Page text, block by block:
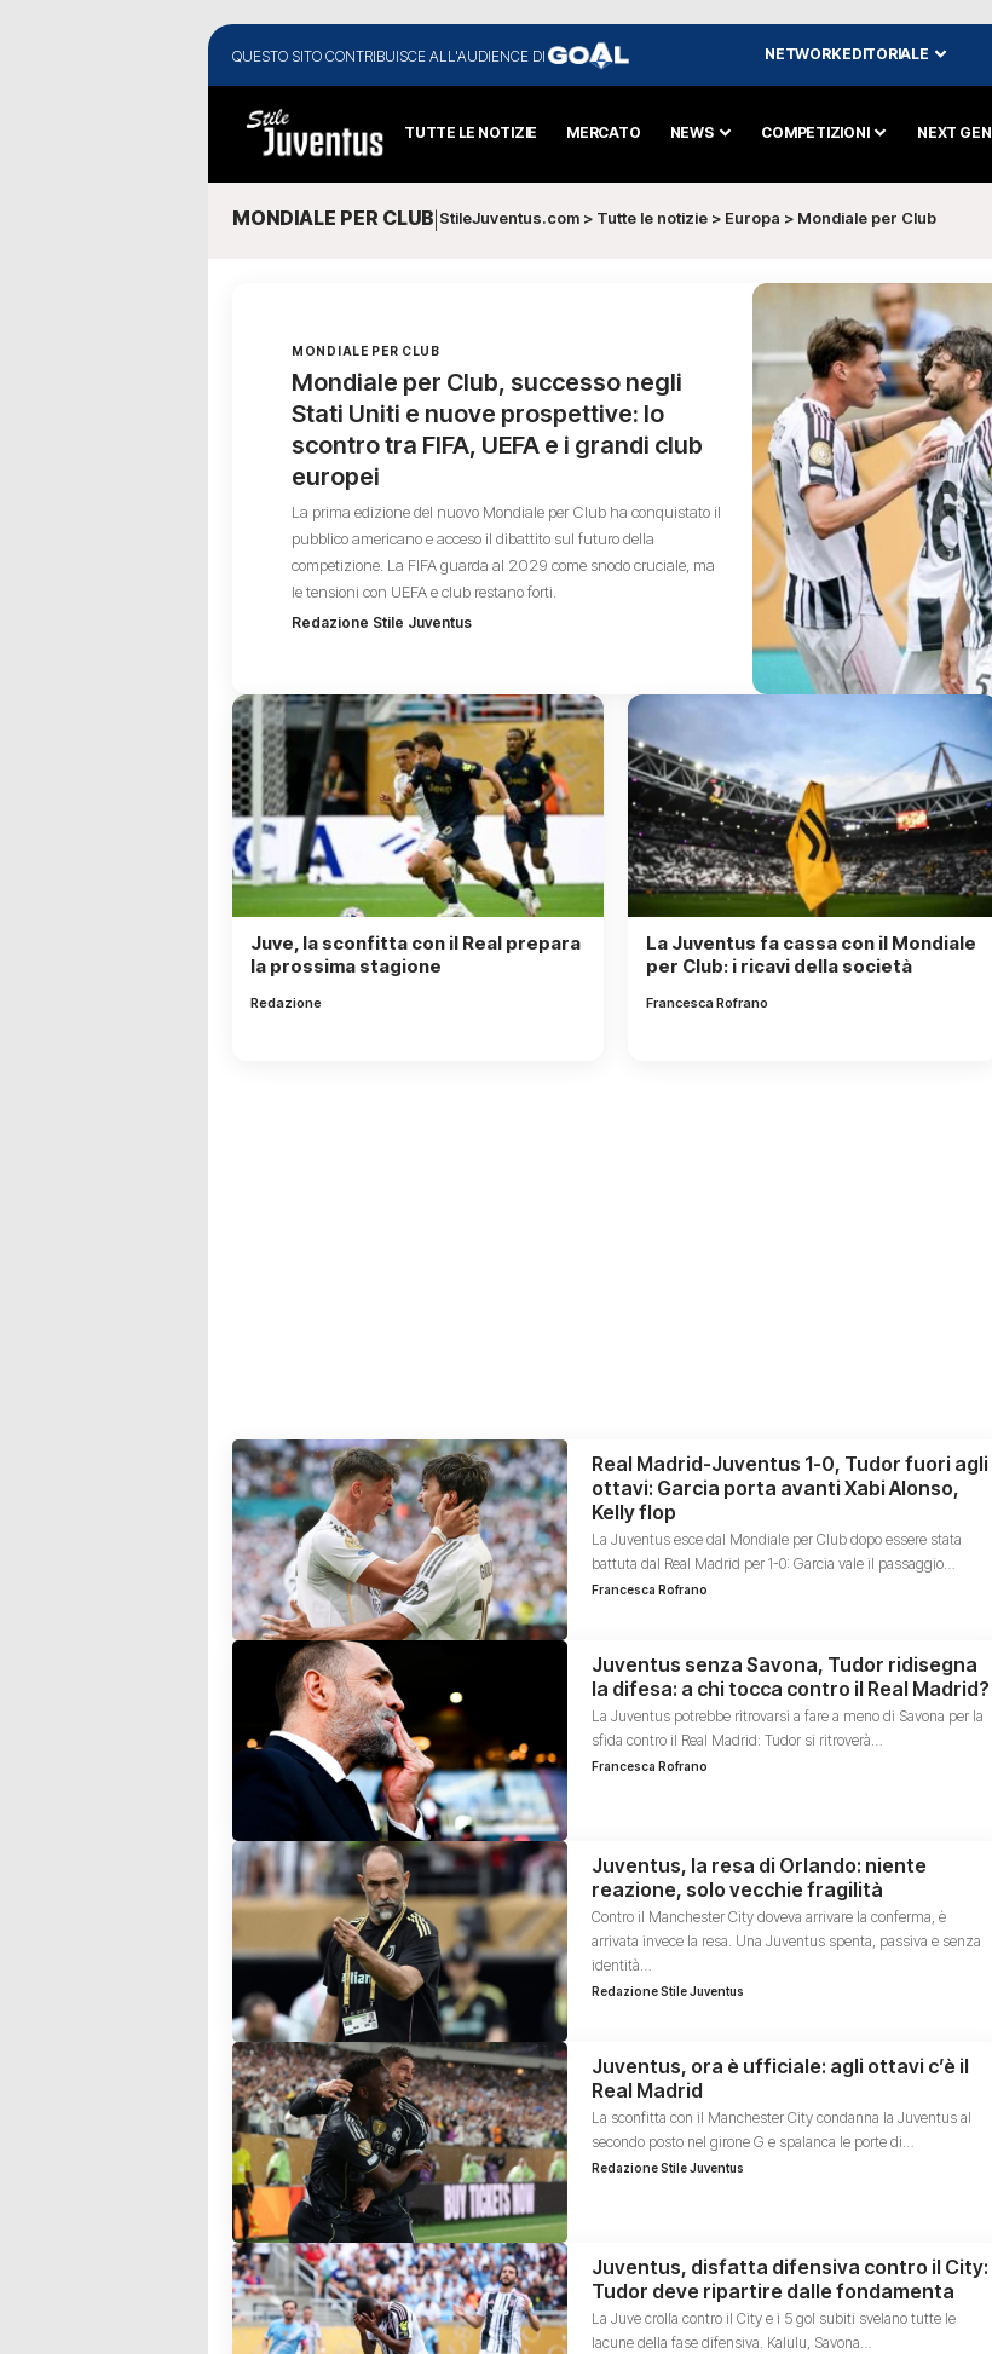
QUESTO SITO CONTRIBUISCE ALL'AUDIENCE DI NETWORK EDITORIALE
TUTTE LE NOTIZIE MERCATO NEWS COMPETIZIONI NEXT GEN
MONDIALE PER CLUB StileJuventus.com > Tutte le notizie > Europa > Mondiale per Club
MONDIALE PER CLUB
Mondiale per Club, successo negli
Stati Uniti e nuove prospettive: lo
scontro tra FIFA, UEFA e i grandi club
europei
La prima edizione del nuovo Mondiale per Club ha conquistato il
pubblico americano e acceso il dibattito sul futuro della
competizione. La FIFA guarda al 2029 come snodo cruciale, ma
le tensioni con UEFA e club restano forti.
Redazione Stile Juventus
Juve, la sconfitta con il Real prepara
la prossima stagione
Redazione
La Juventus fa cassa con il Mondiale
per Club: i ricavi della società
Francesca Rofrano
Real Madrid-Juventus 1-0, Tudor fuori agli
ottavi: Garcia porta avanti Xabi Alonso,
Kelly flop
La Juventus esce dal Mondiale per Club dopo essere stata
battuta dal Real Madrid per 1-0: Garcia vale il passaggio…
Francesca Rofrano
Juventus senza Savona, Tudor ridisegna
la difesa: a chi tocca contro il Real Madrid?
La Juventus potrebbe ritrovarsi a fare a meno di Savona per la
sfida contro il Real Madrid: Tudor si ritroverà…
Francesca Rofrano
Juventus, la resa di Orlando: niente
reazione, solo vecchie fragilità
Contro il Manchester City doveva arrivare la conferma, è
arrivata invece la resa. Una Juventus spenta, passiva e senza
identità…
Redazione Stile Juventus
Juventus, ora è ufficiale: agli ottavi c’è il
Real Madrid
La sconfitta con il Manchester City condanna la Juventus al
secondo posto nel girone G e spalanca le porte di…
Redazione Stile Juventus
Juventus, disfatta difensiva contro il City:
Tudor deve ripartire dalle fondamenta
La Juve crolla contro il City e i 5 gol subiti svelano tutte le
lacune della fase difensiva. Kalulu, Savona…